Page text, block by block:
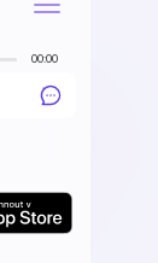
00:00